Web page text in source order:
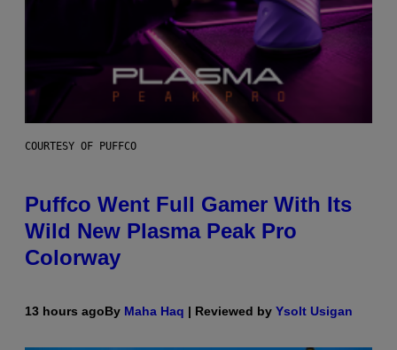
COURTESY OF PUFFCO
Puffco Went Full Gamer With Its
Wild New Plasma Peak Pro
Colorway
13 hours agoBy Maha Haq | Reviewed by Ysolt Usigan